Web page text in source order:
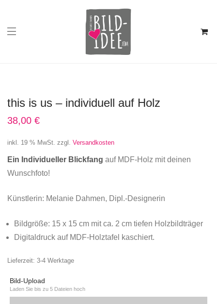
this is us – individuell auf Holz
38,00 €
inkl. 19 % MwSt. zzgl. Versandkosten
Ein Individueller Blickfang auf MDF-Holz mit deinen
Wunschfoto!
Künstlerin: Melanie Dahmen, Dipl.-Designerin
Bildgröße: 15 x 15 cm mit ca. 2 cm tiefen Holzbildträger
Digitaldruck auf MDF-Holztafel kaschiert.
Lieferzeit: 3-4 Werktage
Bild-Upload
Laden Sie bis zu 5 Dateien hoch